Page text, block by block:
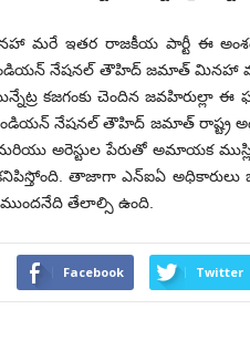
మరే ఇతర రాజకీయ పార్టీ ఈ
నేషనల్ తౌహిద్ జమాత్ మినహా మరే
కజగంకు చెందిన
నేషనల్ తౌహిద్ జమాత్ రాష్ట్ర
అరెస్టుల పేరుతో అమాయక
తాజాగా ఎన్ఐఏ అధికారులు
తేలాల్సి ఉంది.
Facebook Twitter